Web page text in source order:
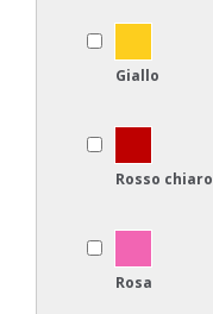
Giallo
Rosso chiaro
Rosa